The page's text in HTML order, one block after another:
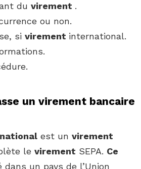
du virement .
ou non.
si virement international.
un virement bancaire
est un virement
le virement SEPA. Ce
un pays de l’Union